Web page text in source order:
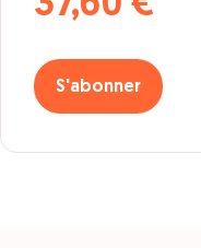
S'abonner